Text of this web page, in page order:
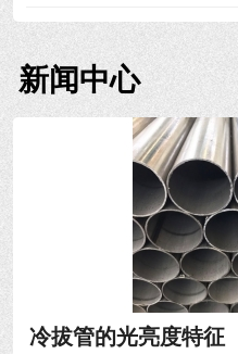
新闻中心
冷拔管的光亮度特征